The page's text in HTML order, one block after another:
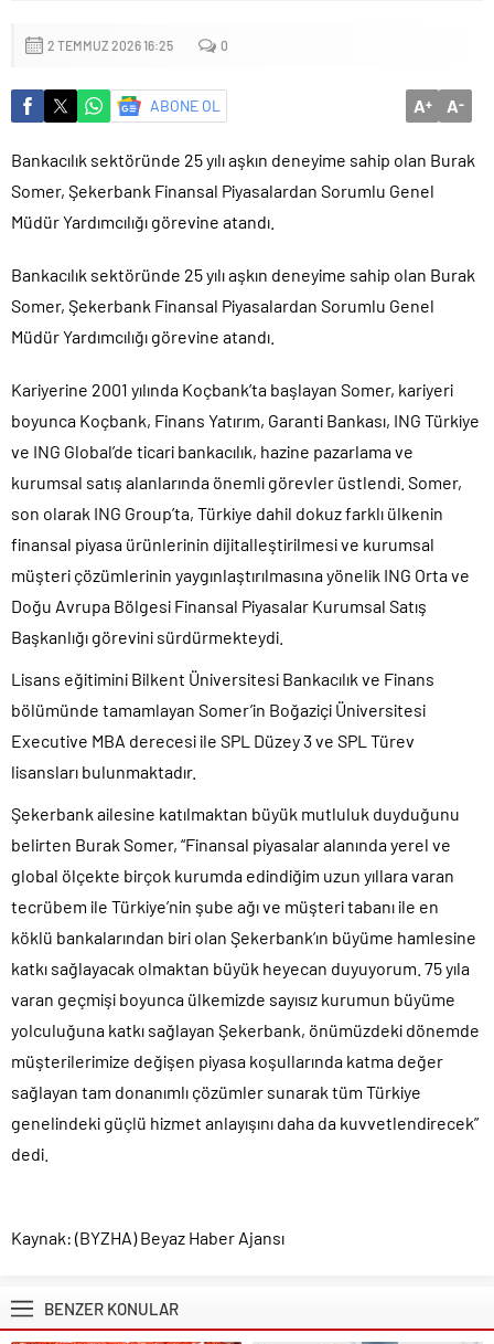
2 TEMMUZ 2026 16:25 0
ABONE OL A+ A-
Bankacılık sektöründe 25 yılı aşkın deneyime sahip olan Burak
Somer, Şekerbank Finansal Piyasalardan Sorumlu Genel
Müdür Yardımcılığı görevine atandı.
Bankacılık sektöründe 25 yılı aşkın deneyime sahip olan Burak
Somer, Şekerbank Finansal Piyasalardan Sorumlu Genel
Müdür Yardımcılığı görevine atandı.
Kariyerine 2001 yılında Koçbank’ta başlayan Somer, kariyeri
boyunca Koçbank, Finans Yatırım, Garanti Bankası, ING Türkiye
ve ING Global’de ticari bankacılık, hazine pazarlama ve
kurumsal satış alanlarında önemli görevler üstlendi. Somer,
son olarak ING Group’ta, Türkiye dahil dokuz farklı ülkenin
finansal piyasa ürünlerinin dijitalleştirilmesi ve kurumsal
müşteri çözümlerinin yaygınlaştırılmasına yönelik ING Orta ve
Doğu Avrupa Bölgesi Finansal Piyasalar Kurumsal Satış
Başkanlığı görevini sürdürmekteydi.
Lisans eğitimini Bilkent Üniversitesi Bankacılık ve Finans
bölümünde tamamlayan Somer’in Boğaziçi Üniversitesi
Executive MBA derecesi ile SPL Düzey 3 ve SPL Türev
lisansları bulunmaktadır.
Şekerbank ailesine katılmaktan büyük mutluluk duyduğunu
belirten Burak Somer, “Finansal piyasalar alanında yerel ve
global ölçekte birçok kurumda edindiğim uzun yıllara varan
tecrübem ile Türkiye’nin şube ağı ve müşteri tabanı ile en
köklü bankalarından biri olan Şekerbank’ın büyüme hamlesine
katkı sağlayacak olmaktan büyük heyecan duyuyorum. 75 yıla
varan geçmişi boyunca ülkemizde sayısız kurumun büyüme
yolculuğuna katkı sağlayan Şekerbank, önümüzdeki dönemde
müşterilerimize değişen piyasa koşullarında katma değer
sağlayan tam donanımlı çözümler sunarak tüm Türkiye
genelindeki güçlü hizmet anlayışını daha da kuvvetlendirecek”
dedi.
Kaynak: (BYZHA) Beyaz Haber Ajansı
BENZER KONULAR